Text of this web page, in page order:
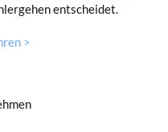
entscheidet.
>